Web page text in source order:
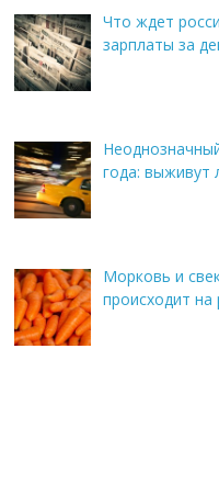
Что ждет
зарплаты за
года: выживут
Морковь и
происходит